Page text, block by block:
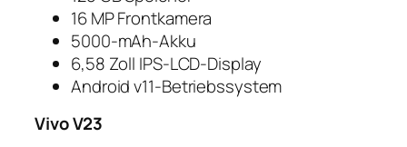
16 MP Frontkamera
5000-mAh-Akku
6,58 Zoll IPS-LCD-Display
Android v11-Betriebssystem
Vivo V23